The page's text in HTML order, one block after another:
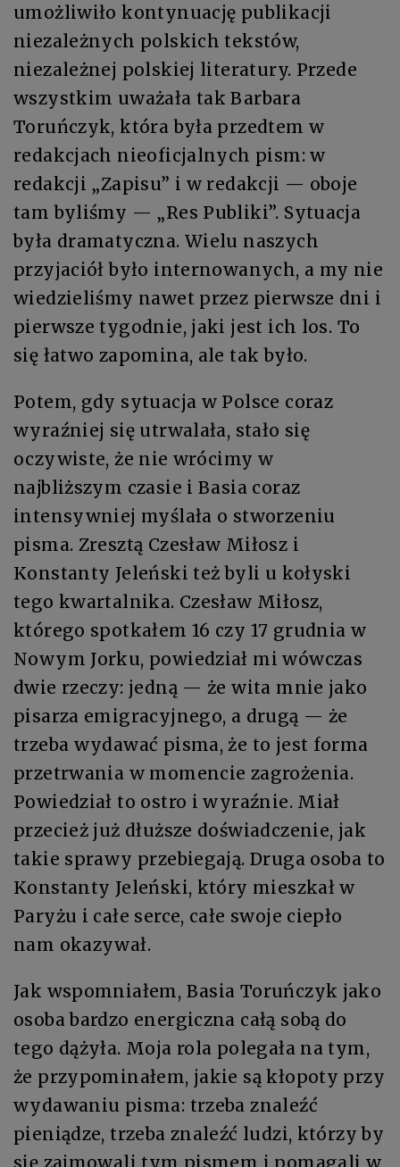
umożliwiło kontynuację publikacji
niezależnych polskich tekstów,
niezależnej polskiej literatury. Przede
wszystkim uważała tak Barbara
Toruńczyk, która była przedtem w
redakcjach nieoficjalnych pism: w
redakcji „Zapisu” i w redakcji — oboje
tam byliśmy — „Res Publiki”. Sytuacja
była dramatyczna. Wielu naszych
przyjaciół było internowanych, a my nie
wiedzieliśmy nawet przez pierwsze dni i
pierwsze tygodnie, jaki jest ich los. To
się łatwo zapomina, ale tak było.
Potem, gdy sytuacja w Polsce coraz
wyraźniej się utrwalała, stało się
oczywiste, że nie wrócimy w
najbliższym czasie i Basia coraz
intensywniej myślała o stworzeniu
pisma. Zresztą Czesław Miłosz i
Konstanty Jeleński też byli u kołyski
tego kwartalnika. Czesław Miłosz,
którego spotkałem 16 czy 17 grudnia w
Nowym Jorku, powiedział mi wówczas
dwie rzeczy: jedną — że wita mnie jako
pisarza emigracyjnego, a drugą — że
trzeba wydawać pisma, że to jest forma
przetrwania w momencie zagrożenia.
Powiedział to ostro i wyraźnie. Miał
przecież już dłuższe doświadczenie, jak
takie sprawy przebiegają. Druga osoba to
Konstanty Jeleński, który mieszkał w
Paryżu i całe serce, całe swoje ciepło
nam okazywał.
Jak wspomniałem, Basia Toruńczyk jako
osoba bardzo energiczna całą sobą do
tego dążyła. Moja rola polegała na tym,
że przypominałem, jakie są kłopoty przy
wydawaniu pisma: trzeba znaleźć
pieniądze, trzeba znaleźć ludzi, którzy by
się zajmowali tym pismem i pomagali w